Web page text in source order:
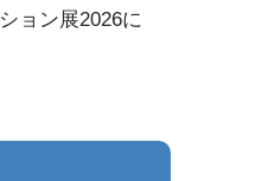
ョン展2026に